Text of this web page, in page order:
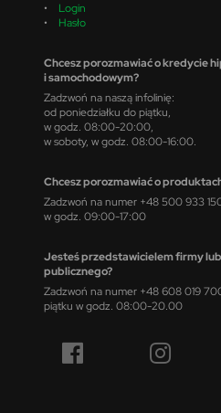
• Login
• Hasło
Chcesz porozmawiać o kredycie
i samochodowym?
Zadzwoń na naszą infolinię:
od poniedziałku do piątku,
w godz. 08:00-20:00,
w soboty, w godz. 08:00-16:00.
Chcesz porozmawiać o
Zadzwoń na numer +48 500 933
w godz. 09:00-17:00
Jesteś przedstawicielem firmy
publicznego?
Zadzwoń na numer +48 608 019
piątku w godz. 08:00-20.00